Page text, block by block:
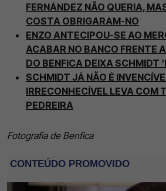
FERNÁNDEZ NÃO QUERIA,
COSTA OBRIGARAM-NO
ENZO ANTECIPOU-SE AO
ACABAR NO BANCO FRENTE
DO BENFICA DEIXA SCHMIDT
SCHMIDT JÁ NÃO É
IRRECONHECÍVEL LEVA COM
PEDREIRA
Fotografia de Benfica